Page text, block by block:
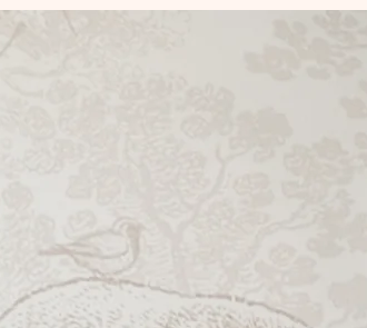
dan un 4,5 en Google Reviews.
nombre, tu foto o un mensaje que llegue al